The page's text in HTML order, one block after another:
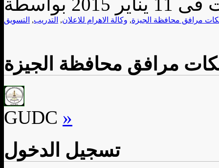
مرافق محافظة الجيزة, وكالة الاهرام للاعلان, التدريب, التسويق
مرافق محافظة الجيزة
GUDC »
تسجيل الدخول